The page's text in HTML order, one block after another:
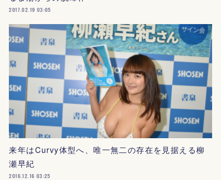
2017.02.19 03:05
来年はCurvy体型へ、唯一無二の存在を見据える柳
瀬早紀
2016.12.16 03:25